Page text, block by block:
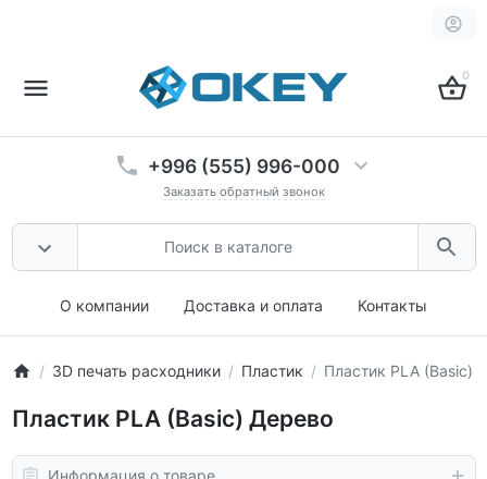
0
+996 (555) 996-000
Заказать обратный звонок
О компании Доставка и оплата Контакты
3D печать расходники Пластик Пластик PLA (Basic)
Пластик PLA (Basic) Дерево
Информация о товаре